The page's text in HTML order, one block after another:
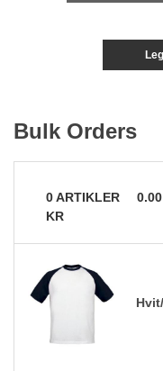
Bulk Orders
0ARTIKLER
0.00
KR